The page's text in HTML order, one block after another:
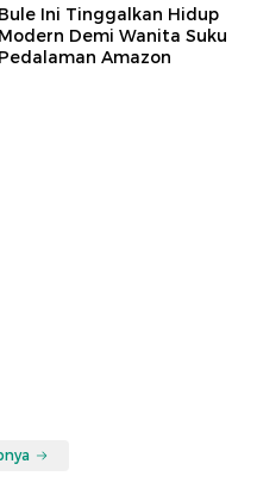
Bule Ini Tinggalkan Hidup
Modern Demi Wanita Suku
Pedalaman Amazon